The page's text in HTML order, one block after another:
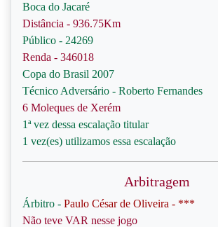
Boca do Jacaré
Distância - 936.75Km
Público - 24269
Renda - 346018
Copa do Brasil 2007
Técnico Adversário - Roberto Fernandes
6 Moleques de Xerém
1ª vez dessa escalação titular
1 vez(es) utilizamos essa escalação
Arbitragem
Árbitro - Paulo César de Oliveira - ***
Não teve VAR nesse jogo